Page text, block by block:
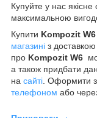
Купуйте у нас
максимальною
Купити Kompozit W6
магазині з доставкою
про Kompozit W6
а також придбати
на сайті. Оформити
телефоном або